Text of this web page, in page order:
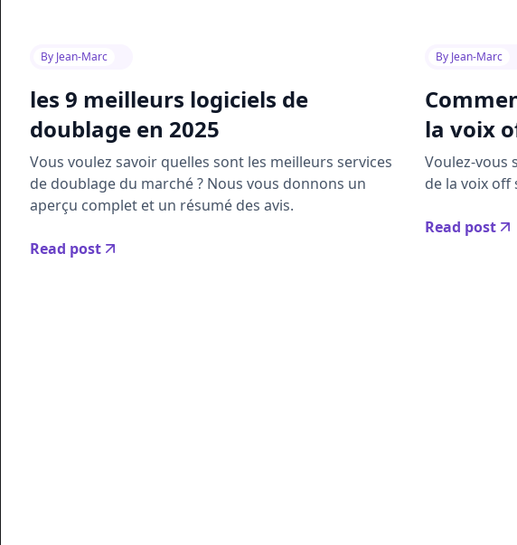
By Jean-Marc
les 9 meilleurs logiciels de
doublage en 2025
Vous voulez savoir quelles sont les meilleurs services
de doublage du marché ? Nous vous donnons un
aperçu complet et un résumé des avis.
Read post
By Jean-Marc
la voix
Voulez-vous
de la voix off
Read post